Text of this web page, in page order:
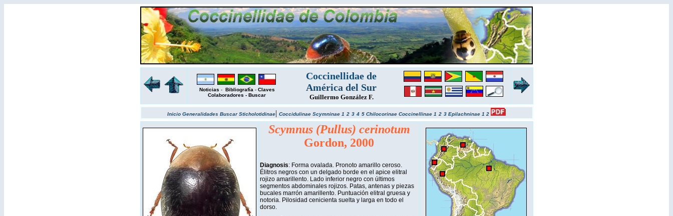
Noticias - Bibliografía - Claves
Colaboradores - Buscar
Coccinellidae de
América del Sur
Guillermo González F.
Inicio Generalidades BuscarSticholotidinae| Coccidulinae Scymninae 1 2 3 4 5 Chilocorinae Coccinellinae 1 2 3 Epilachninae 1 2
Scymnus (Pullus) cerinotum
Gordon, 2000
Diagnosis: Forma ovalada. Pronoto amarillo ceroso.
Élitros negros con un delgado borde en el apice elitral
rojizo amarillento. Lado inferior negro con últimos
segmentos abdominales rojizos. Patas, antenas y piezas
bucales marrón amarillento. Puntuación elitral gruesa y
notoria. Pilosidad cenicienta suelta y larga en todo el
dorso.